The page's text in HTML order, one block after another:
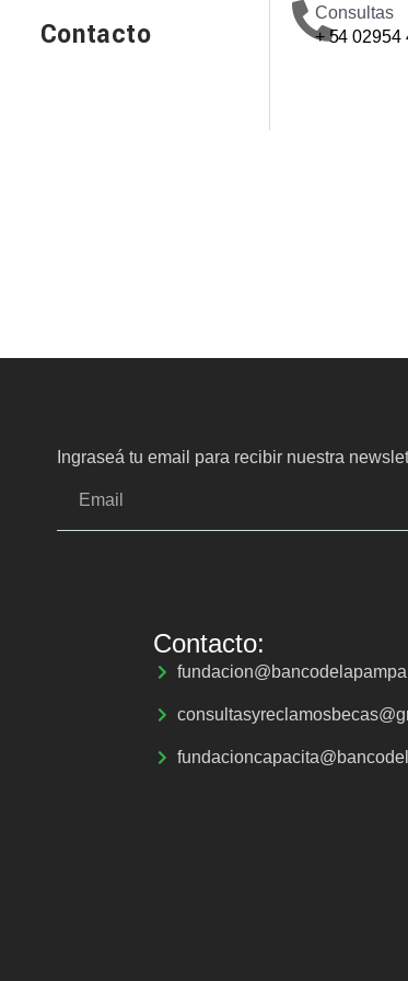
Contacto
Consultas
+ 54 02954
Ingraseá tu email para recibir nuestra
Contacto: